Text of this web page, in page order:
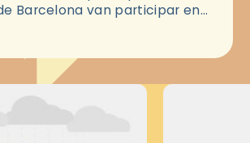
Barcelona van participar en
Be Apostle, organitzades pel